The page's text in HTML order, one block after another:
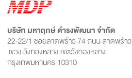
บริษัท มหาฤกษ์ ดำรงพัฒนา จำกัด
22-22/1 ซอยลาดพร้าว 74 ถนน ลาดพร้าว
แขวง วังทองหลาง เขตวังทองหลาง
กรุงเทพมหานคร 10310